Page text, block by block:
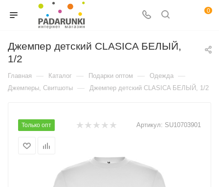
0
Джемпер детский CLASICA БЕЛЫЙ,
1/2
Главная — Каталог — Подарки оптом — Одежда —
Джемперы, Свитшоты — Джемпер детский CLASICA БЕЛЫЙ, 1/2
Только опт Артикул: SU10703901